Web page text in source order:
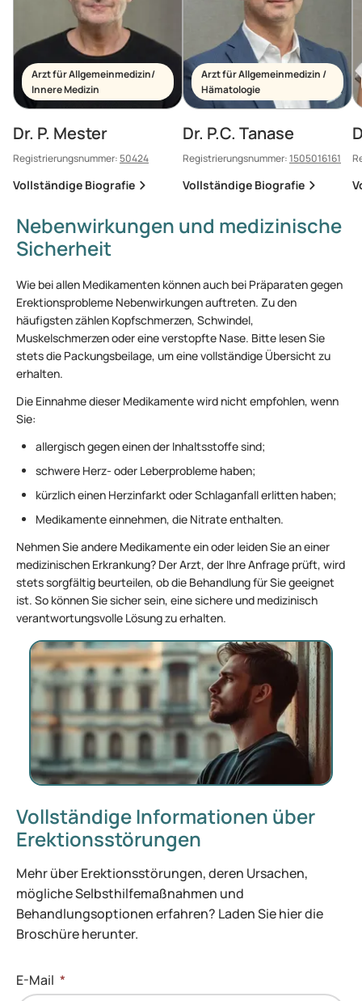
Arzt für Allgemeinmedizin/
Innere Medizin
Dr. P. Mester
Registrierungsnummer:50424
Vollständige Biografie
Arzt für Allgemeinmedizin /
Hämatologie
Dr. P.C. Tanase
Registrierungsnummer:1505016161
Vollständige Biografie
Nebenwirkungen und medizinische
Sicherheit
Wie bei allen Medikamenten können auch bei Präparaten gegen
Erektionsprobleme Nebenwirkungen auftreten. Zu den
häufigsten zählen Kopfschmerzen, Schwindel,
Muskelschmerzen oder eine verstopfte Nase. Bitte lesen Sie
stets die Packungsbeilage, um eine vollständige Übersicht zu
erhalten.
Die Einnahme dieser Medikamente wird nicht empfohlen, wenn
Sie:
allergisch gegen einen der Inhaltsstoffe sind;
schwere Herz- oder Leberprobleme haben;
kürzlich einen Herzinfarkt oder Schlaganfall erlitten haben;
Medikamente einnehmen, die Nitrate enthalten.
Nehmen Sie andere Medikamente ein oder leiden Sie an einer
medizinischen Erkrankung? Der Arzt, der Ihre Anfrage prüft, wird
stets sorgfältig beurteilen, ob die Behandlung für Sie geeignet
ist. So können Sie sicher sein, eine sichere und medizinisch
verantwortungsvolle Lösung zu erhalten.
Vollständige Informationen über
Erektionsstörungen
Mehr über Erektionsstörungen, deren Ursachen,
mögliche Selbsthilfemaßnahmen und
Behandlungsoptionen erfahren? Laden Sie hier die
Broschüre herunter.
E-Mail *